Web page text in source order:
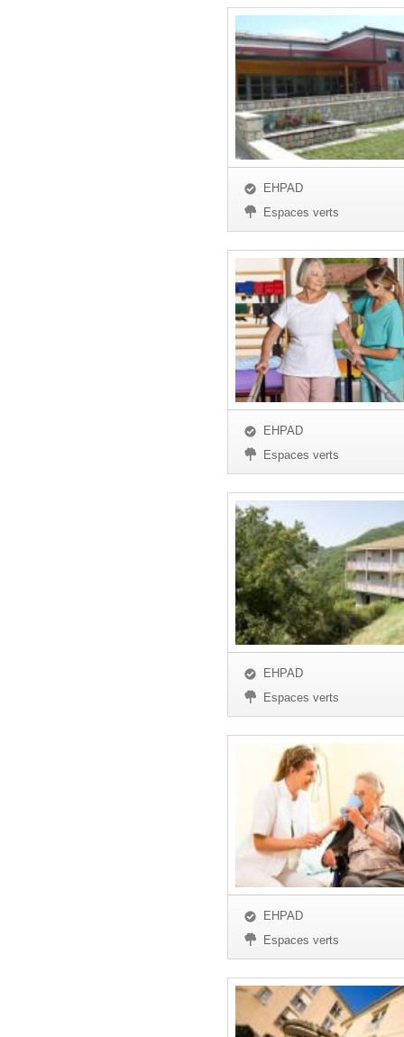
EHPAD
Espaces verts
EHPAD
Espaces verts
EHPAD
Espaces verts
EHPAD
Espaces verts